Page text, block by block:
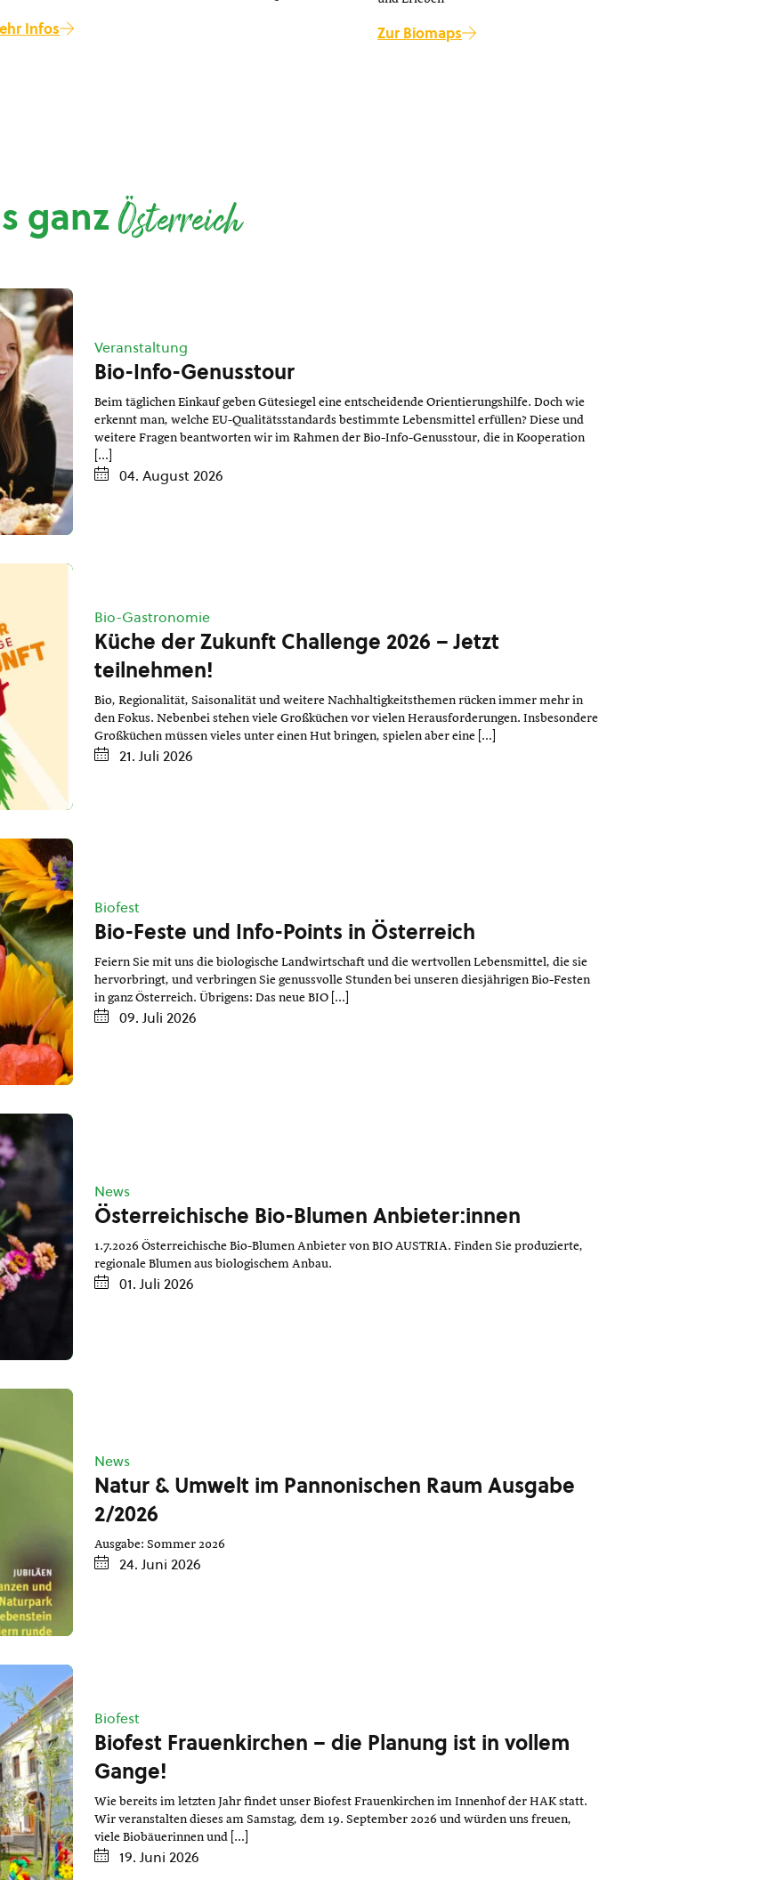
Infos Zur Biomaps
ganzÖsterreich
Veranstaltung
Bio-Info-Genusstour
Beim täglichen Einkauf geben Gütesiegel eine entscheidende Orientierungshilfe. Doch wie
erkennt man, welche EU-Qualitätsstandards bestimmte Lebensmittel erfüllen? Diese und
weitere Fragen beantworten wir im Rahmen der Bio-Info-Genusstour, die in Kooperation
[…]
04. August 2026
Bio-Gastronomie
Küche der Zukunft Challenge 2026 – Jetzt
teilnehmen!
Bio, Regionalität, Saisonalität und weitere Nachhaltigkeitsthemen rücken immer mehr in
den Fokus. Nebenbei stehen viele Großküchen vor vielen Herausforderungen. Insbesondere
Großküchen müssen vieles unter einen Hut bringen, spielen aber eine […]
21. Juli 2026
Biofest
Bio-Feste und Info-Points in Österreich
Feiern Sie mit uns die biologische Landwirtschaft und die wertvollen Lebensmittel, die sie
hervorbringt, und verbringen Sie genussvolle Stunden bei unseren diesjährigen Bio-Festen
in ganz Österreich. Übrigens: Das neue BIO […]
09. Juli 2026
News
Österreichische Bio-Blumen Anbieter:innen
1.7.2026 Österreichische Bio-Blumen Anbieter von BIO AUSTRIA. Finden Sie produzierte,
regionale Blumen aus biologischem Anbau.
01. Juli 2026
News
Natur & Umwelt im Pannonischen Raum Ausgabe
2/2026
Ausgabe: Sommer 2026
24. Juni 2026
Biofest
Biofest Frauenkirchen – die Planung ist in vollem
Gange!
Wie bereits im letzten Jahr findet unser Biofest Frauenkirchen im Innenhof der HAK statt.
Wir veranstalten dieses am Samstag, dem 19. September 2026 und würden uns freuen,
viele Biobäuerinnen und […]
19. Juni 2026